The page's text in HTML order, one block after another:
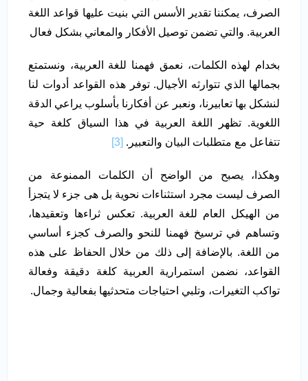
الصرف، يمكننا تقدير الأسس التي بنيت عليها قواعد اللغة
العربية. والتي تضمن توصيل الأفكار والمعاني بشكل فعال
بخدام لهذه الكلمات، نعمق فهمنا للغة العربية، ونستمتع
بجمالها الذي تتوارثه الأجيال. توفر هذه القواعد أدوات لنا
لنشكل بها تعابيرنا، ونعبر عن أفكارنا بأسلوب يراعي الدقة
اللغوية. تظهر اللغة العربية في هذا السياق كلغة حية
تتفاعل مع متطلبات البيان والتعبير. [3]
وهكذا، يصبح من الواضح أن الكلمات الممنوعة من
الصرف ليست مجرد استثناءات نحوية بل هى جزء لا يتجزأ
من الهيكل العام للغة العربية. تعكس ثراءها وتعقيدها،
وتساهم في ترسيخ فهمنا للنحو والصرف كجزء أساسي
من اللغة. بالإضافة إلى ذلك من خلال الحفاظ على هذه
القواعد، نضمن استمرارية العربية كلغة دقيقة وفعالة
تواكب التغيرات، وتلبي احتياجات متحدثيها بفعالية وجمال.